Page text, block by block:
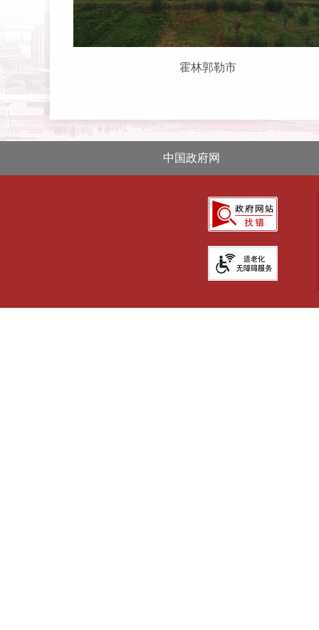
霍林郭勒市
中国政府网